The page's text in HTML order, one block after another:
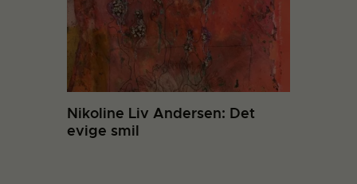
Nikoline Liv Andersen: Det
evige smil